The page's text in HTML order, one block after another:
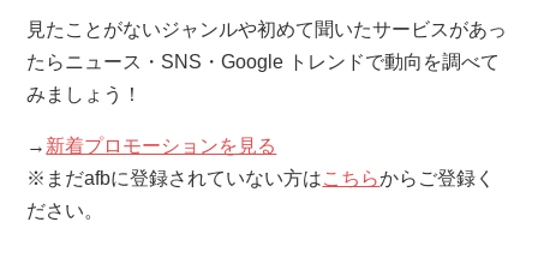
見たことがないジャンルや初めて聞いたサービスがあっ
たらニュース・SNS・Google トレンドで動向を調べて
みましょう！
→ 新着プロモーションを見る
※まだafbに登録されていない方はこちらからご登録く
ださい。